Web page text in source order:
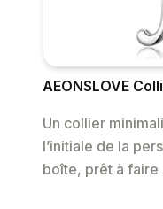
AEONSLOVE
Un collier
l’initiale de la
boîte, prêt à faire